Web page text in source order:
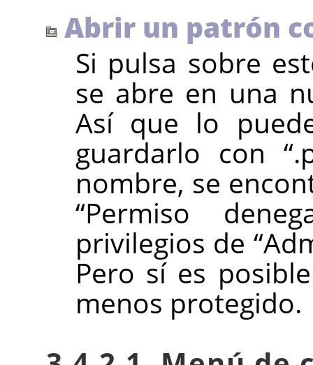
Abrir un patrón
Si pulsa sobre
se abre en una
Así que lo
guardarlo con“
nombre, se
“Permiso
privilegios de“
Pero sí es
menos protegido.